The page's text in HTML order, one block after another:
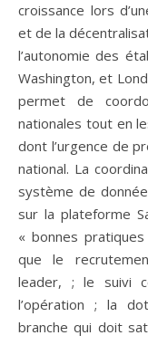
croissance lors
et de la
l’autonomie des
Washington, et
permet de
nationales tout en
dont l’urgence de
national. La
système de
sur la plateforme
« bonnes
que le
leader, ; le suivi
l’opération ; la
branche qui doit